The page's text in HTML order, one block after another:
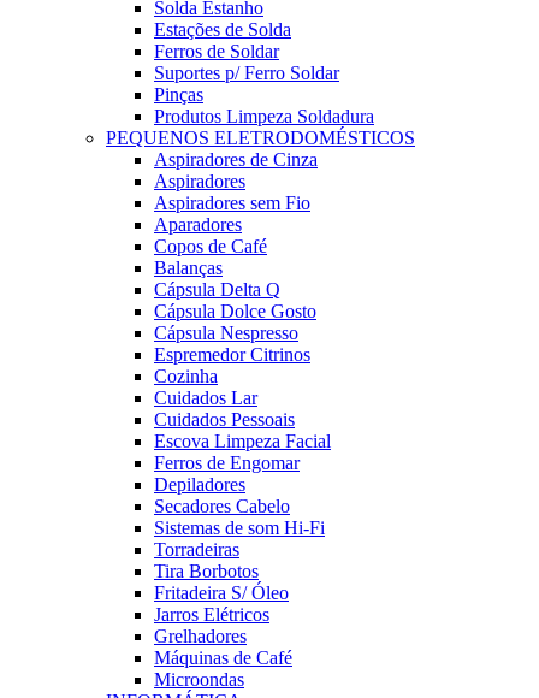
Solda Estanho
Estações de Solda
Ferros de Soldar
Suportes p/ Ferro Soldar
Pinças
Produtos Limpeza Soldadura
PEQUENOS ELETRODOMÉSTICOS
Aspiradores de Cinza
Aspiradores
Aspiradores sem Fio
Aparadores
Copos de Café
Balanças
Cápsula Delta Q
Cápsula Dolce Gosto
Cápsula Nespresso
Espremedor Citrinos
Cozinha
Cuidados Lar
Cuidados Pessoais
Escova Limpeza Facial
Ferros de Engomar
Depiladores
Secadores Cabelo
Sistemas de som Hi-Fi
Torradeiras
Tira Borbotos
Fritadeira S/ Óleo
Jarros Elétricos
Grelhadores
Máquinas de Café
Microondas